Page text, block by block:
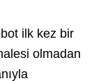
ilk kez bir
olmadan